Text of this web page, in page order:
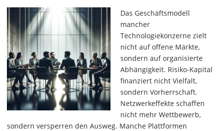
Das Geschäftsmodell
mancher
Technologiekonzerne zielt
nicht auf offene Märkte,
sondern auf organisierte
Abhängigkeit. Risiko-Kapital
finanziert nicht Vielfalt,
sondern Vorherrschaft.
Netzwerkeffekte schaffen
nicht mehr Wettbewerb,
sondern versperren den Ausweg. Manche Plattformen